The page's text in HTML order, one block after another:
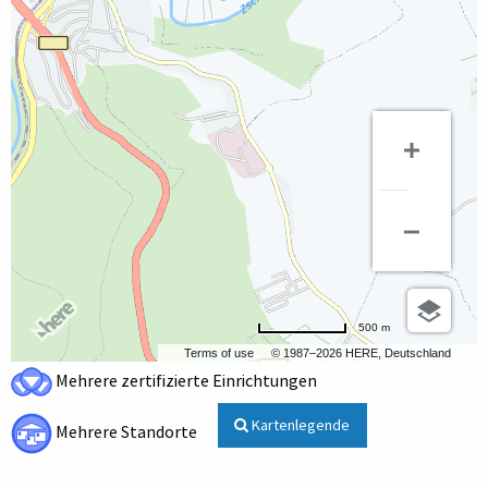
Terms of use © 1987–2026 HERE, Deutschland
500 m
Mehrere zertifizierte Einrichtungen
Mehrere Standorte Kartenlegende